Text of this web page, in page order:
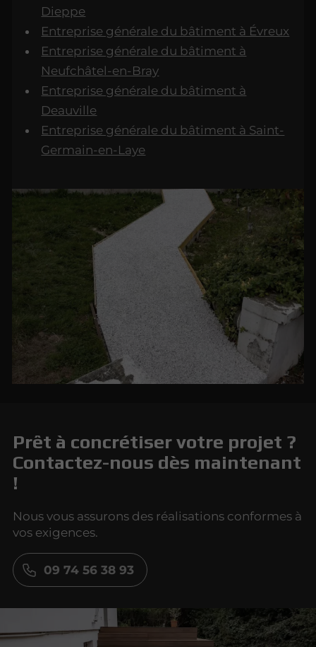
Dieppe
Entreprise générale du bâtiment à Évreux
Entreprise générale du bâtiment à
Neufchâtel-en-Bray
Entreprise générale du bâtiment à
Deauville
Entreprise générale du bâtiment à Saint-
Germain-en-Laye
Prêt à concrétiser votre projet ?
Contactez-nous dès maintenant
!
Nous vous assurons des réalisations conformes à
vos exigences.
09 74 56 38 93